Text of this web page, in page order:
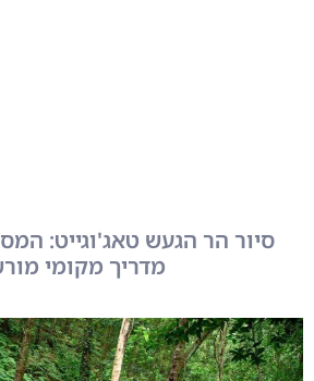
סיור הר הגעש טאג'וגייט:
מדריך מקומי